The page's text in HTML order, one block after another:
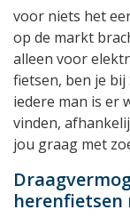
voor niets het
op de markt
alleen voor
fietsen, ben je
iedere man is er
vinden,
jou graag met